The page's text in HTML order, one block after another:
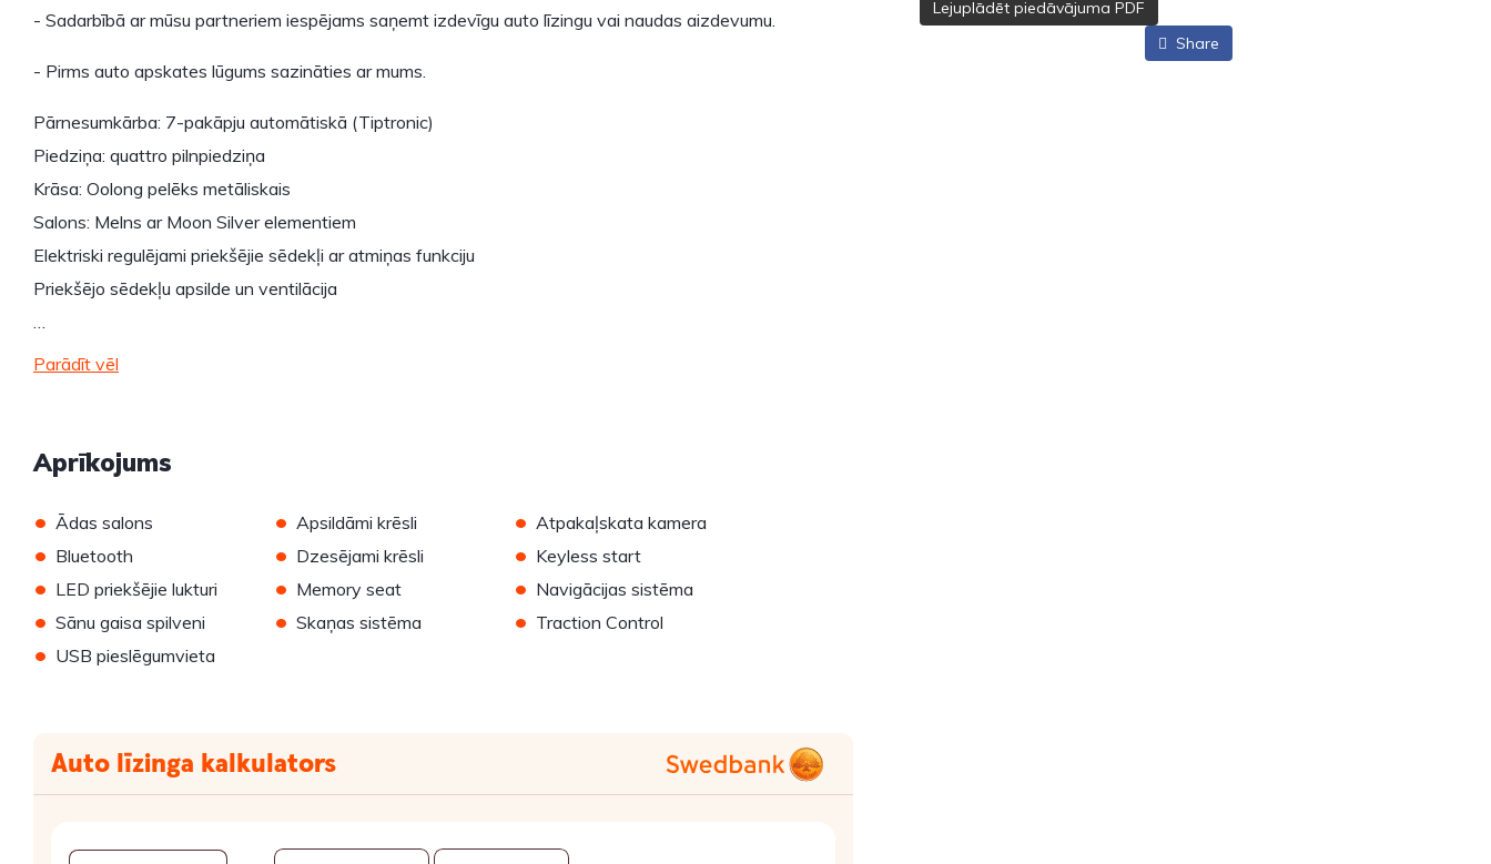
- Sadarbībā ar mūsu partneriem iespējams saņemt izdevīgu auto līzingu vai naudas aizdevumu.
- Pirms auto apskates lūgums sazināties ar mums.
Pārnesumkārba: 7-pakāpju automātiskā (Tiptronic)
Piedziņa: quattro pilnpiedziņa
Krāsa: Oolong pelēks metāliskais
Salons: Melns ar Moon Silver elementiem
Elektriski regulējami priekšējie sēdekļi ar atmiņas funkciju
Priekšējo sēdekļu apsilde un ventilācija
…
Parādīt vēl
Aprīkojums
• Ādas salons • Apsildāmi krēsli • Atpakaļskata kamera
• Bluetooth • Dzesējami krēsli • Keyless start
• LED priekšējie lukturi • Memory seat • Navigācijas sistēma
• Sānu gaisa spilveni • Skaņas sistēma • Traction Control
• USB pieslēgumvieta
Lejuplādēt piedāvājuma PDF
Share